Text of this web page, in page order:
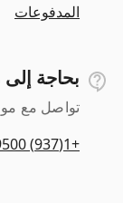
المدفوعات
بحاجة
تواصل مع
+1(937) 568-9500